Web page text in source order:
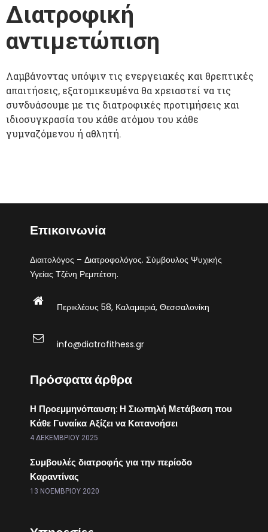
Διατροφική
αντιμετώπιση
Λαμβάνοντας υπόψιν τις ενεργειακές και θρεπτικές
απαιτήσεις, εξατομικευμένα θα χρειαστεί να τις
συνδυάσουμε με τις διατροφικές προτιμήσεις και
ιδιοσυγκρασία του κάθε ατόμου του κάθε
γυμναζόμενου ή αθλητή.
Επικοινωνία
Διαιτολόγος – Διατροφολόγος. Σύμβουλος Ψυχικής
Υγείας Τζένη Ρεμπέτση.
Περικλέους 58, Καλαμαριά, Θεσσαλονίκη
info@diatrofithess.gr
Πρόσφατα άρθρα
Η Προεμμηνόπαυση: Η Σιωπηλή Μετάβαση που
Κάθε Γυναίκα Αξίζει να Κατανοήσει
4 ΔΕΚΕΜΒΡΊΟΥ 2025
Συμβουλές διατροφής για την περίοδο
Καραντίνας
13 ΝΟΕΜΒΡΊΟΥ 2020